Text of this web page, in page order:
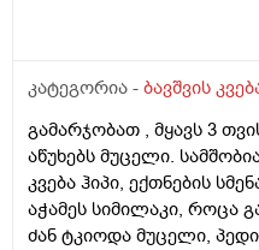
როგორ ჯობია?და რას
ორი ჭამა?ახალ
დაკრისტალებული
და ახლა ისეა რო არც
სოსკიდან ჭამს ოღონდ
გვითხრა ისე რო ცოტა
გიჟადაა ქცეული და
სეზონზე მანდარინსაც
სხვა რამე ანალიზი
კატეგორია - ბავშვის
გამარჯობათ , მყავს 3
აწუხებს მუცელი.
კვება ჰიპი, ექთნების
აჭამეს სიმილაკი, როცა
ძან ტკიოდა მუცელი,